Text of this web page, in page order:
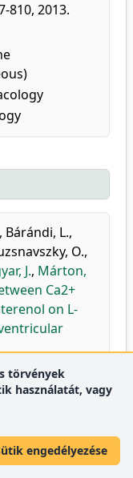
810, 2013.
, Bárándi, L.,
O.,
J., Márton,
Ca2+
on L-
,Bárándi, L.,
törvények
használatát, vagy
engedélyezése